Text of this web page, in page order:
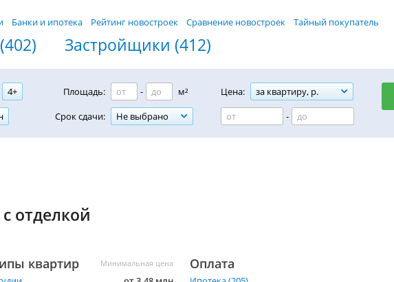
Банки и ипотека Рейтинг новостроек Сравнение новостроек Тайный покупатель
Застройщики (412)
4+
Площадь: -
м²
Срок сдачи:
Не выбрано
Цена:
за квартиру, р.
-
отделкой
Минимальная цена
квартир Оплата